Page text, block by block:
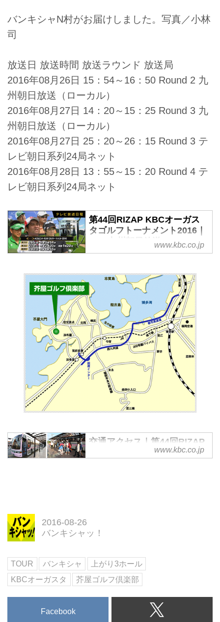
バンキシャN村がお届けしました。写真／小林
司
放送日 放送時間 放送ラウンド 放送局
2016年08月26日 15：54～16：50 Round 2 九
州朝日放送（ローカル）
2016年08月27日 14：20～15：25 Round 3 九
州朝日放送（ローカル）
2016年08月27日 25：20～26：15 Round 3 テ
レビ朝日系列24局ネット
2016年08月28日 13：55～15：20 Round 4 テ
レビ朝日系列24局ネット
第44回RIZAP KBCオーガス
タゴルフトーナメント2016｜
KBC九州朝日放送
トの一つで、福岡県の芥屋ゴルフ
倶楽部を会場に国内トッププロゴ
ルファーが集結、九州地方で行わ
れる数少ない晩夏のビッグトーナ
メントです。
www.kbc.co.jp
交通アクセス｜第44回RIZAP
KBCオーガスタゴルフトーナ
ルファーが集結、九州地方で行わ
メントです。
www.kbc.co.jp
2016-08-26
バンキシャッ！
TOUR バンキシャ
上がり3ホール
KBCオーガスタ
芥屋ゴルフ倶楽部
Facebook